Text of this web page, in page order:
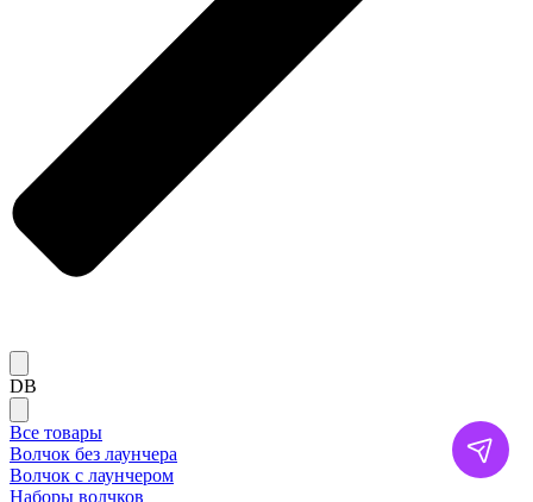
DB
Все товары
Волчок без лаунчера
Волчок с лаунчером
Наборы волчков